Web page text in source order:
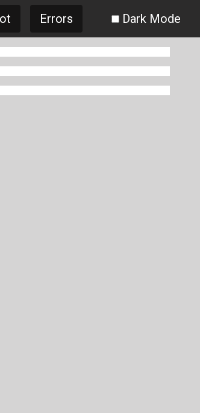
Errors Dark Mode